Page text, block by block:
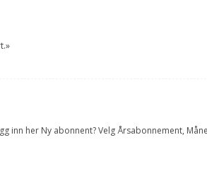
inn her Ny abonnent? Velg Årsabonnement,